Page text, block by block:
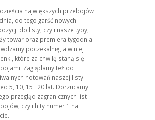
największych przebojów
do tego garść nowych
do listy, czyli nasze typy,
towar oraz premiera tygodnia!
poczekalnię, a w niej
które za chwilę staną się
Zaglądamy też do
notowań naszej listy
5, 10, 15 i 20 lat. Dorzucamy
przegląd zagranicznych list
czyli hity numer 1 na